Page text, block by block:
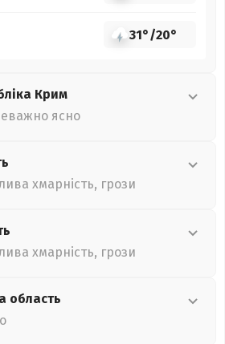
31°/20°
Крим
ясно
хмарність, грози
хмарність, грози
область